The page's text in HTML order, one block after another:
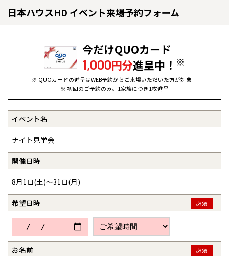
日本ハウスHD イベント来場予約フォーム
今だけQUOカード
1,000円分進呈中！ ※
※ QUOカードの進呈はWEB予約からご来場いただいた方が対象
※ 初回のご予約のみ。1家族につき1枚進呈
イベント名
ナイト見学会
開催日時
8月1日(土)～31日(月)
希望日時 必須
お名前 必須
全国の展示場
北海道
札幌
道央
道北
東北
青森
秋田
甲信越・北陸
新潟
関東
お近くのイベント
北海道
札幌
札幌
小樽
苫小牧千歳
小樽
道北
東北
青森県
青森
秋田県
秋田
甲信越・北陸
新潟県
新潟
長岡
関東